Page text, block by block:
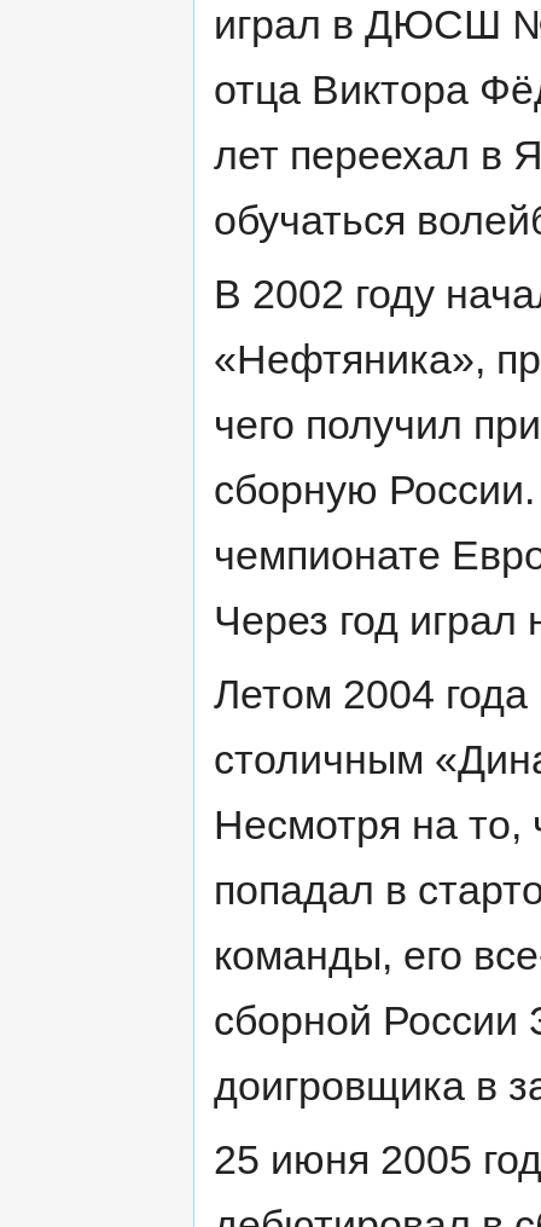
играл в ДЮСШ №
отца Виктора
лет переехал в
обучаться
В 2002 году
«Нефтяника»,
чего получил
сборную
чемпионате
Через год
Летом 2004
столичным
Несмотря на то,
попадал в
команды, его
сборной России
доигровщика в
25 июня 2005